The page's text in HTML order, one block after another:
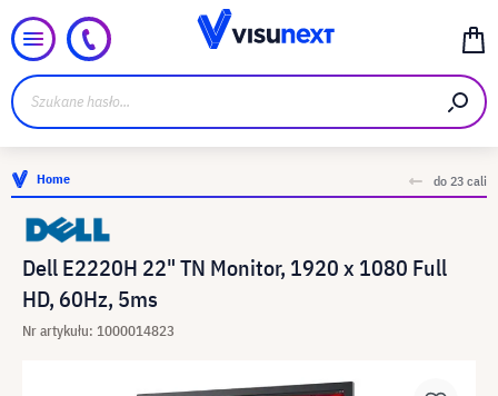
Home do 23 cali
Dell E2220H 22" TN Monitor, 1920 x 1080 Full
HD, 60Hz, 5ms
Nr artykułu: 1000014823